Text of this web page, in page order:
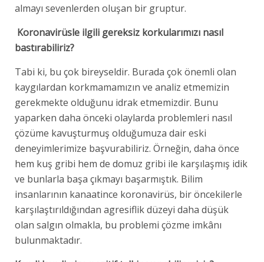
almayı sevenlerden oluşan bir gruptur.
Koronavirüsle ilgili gereksiz korkularımızı nasıl
bastırabiliriz?
Tabi ki, bu çok bireyseldir. Burada çok önemli olan
kaygılardan korkmamamızın ve analiz etmemizin
gerekmekte olduğunu idrak etmemizdir. Bunu
yaparken daha önceki olaylarda problemleri nasıl
çözüme kavuşturmuş olduğumuza dair eski
deneyimlerimize başvurabiliriz. Örneğin, daha önce
hem kuş gribi hem de domuz gribi ile karşılaşmış idik
ve bunlarla başa çıkmayı başarmıştık. Bilim
insanlarının kanaatince koronavirüs, bir öncekilerle
karşılaştırıldığından agresiflik düzeyi daha düşük
olan salgın olmakla, bu problemi çözme imkânı
bulunmaktadır.